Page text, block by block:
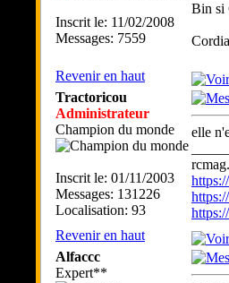
Inscrit le: 11/02/2008
Messages: 7559
Bin si
Revenir en haut
Tractoricou
Administrateur
Champion du monde
Inscrit le: 01/11/2003
Messages: 131226
Localisation: 93
elle
Revenir en haut
Alfaccc
Expert**